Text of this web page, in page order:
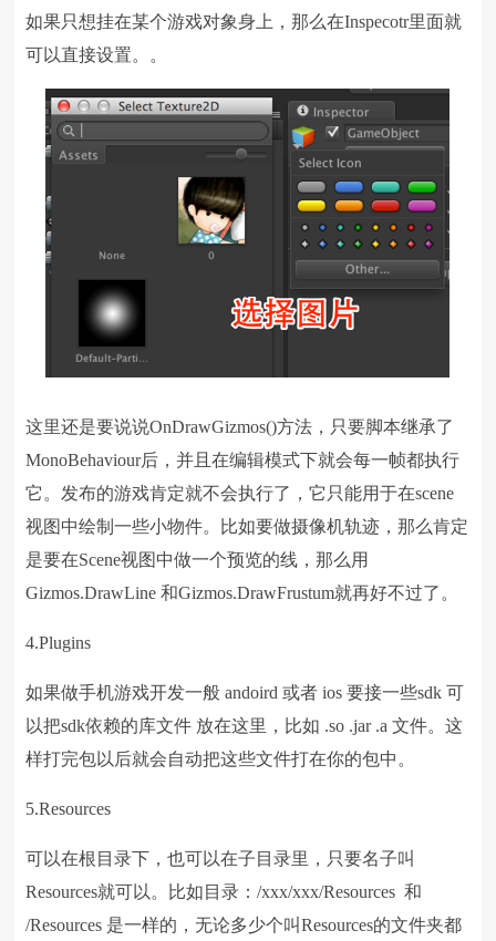
如果只想挂在某个游戏对象身上，那么在Inspecotr里面就
可以直接设置。。
这里还是要说说OnDrawGizmos()方法，只要脚本继承了
MonoBehaviour后，并且在编辑模式下就会每一帧都执行
它。发布的游戏肯定就不会执行了，它只能用于在scene
视图中绘制一些小物件。比如要做摄像机轨迹，那么肯定
是要在Scene视图中做一个预览的线，那么用
Gizmos.DrawLine 和Gizmos.DrawFrustum就再好不过了。
4.Plugins
如果做手机游戏开发一般 andoird 或者 ios 要接一些sdk 可
以把sdk依赖的库文件 放在这里，比如 .so .jar .a 文件。这
样打完包以后就会自动把这些文件打在你的包中。
5.Resources
可以在根目录下，也可以在子目录里，只要名子叫
Resources就可以。比如目录：/xxx/xxx/Resources 和
/Resources 是一样的，无论多少个叫Resources的文件夹都